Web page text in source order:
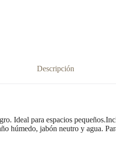
Descripción
Ideal para espacios
húmedo, jabón neutro y agua.